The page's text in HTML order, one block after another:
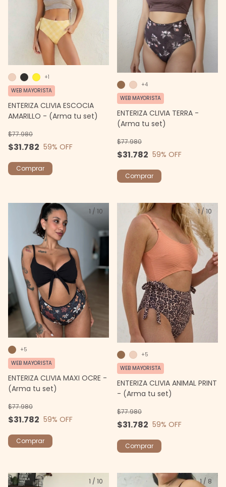
ENTERIZA CLIVIA ESCOCIA
AMARILLO - (Arma tu set)
$31.782
$77.980
59% OFF
WEB MAYORISTA
+1
Comprar
ENTERIZA CLIVIA TERRA -
(Arma tu set)
$31.782
$77.980
59% OFF
WEB MAYORISTA
+4
Comprar
1 / 10
ENTERIZA CLIVIA MAXI OCRE -
(Arma tu set)
$31.782
$77.980
59% OFF
WEB MAYORISTA
+5
Comprar
1 /10
ENTERIZA CLIVIA ANIMAL PRINT
- (Arma tu set)
$31.782
$77.980
59% OFF
WEB MAYORISTA
+5
Comprar
1 / 10 1 / 8